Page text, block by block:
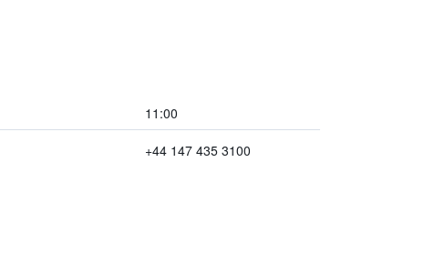
11:00
+44 147 435 3100